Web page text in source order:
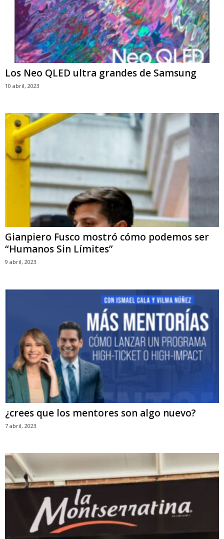
Los Neo QLED ultra grandes de Samsung
10 abril, 2023
Gianpiero Fusco mostró cómo podemos ser
“Humanos Sin Límites”
9 abril, 2023
¿crees que los mentores son algo nuevo?
7 abril, 2023